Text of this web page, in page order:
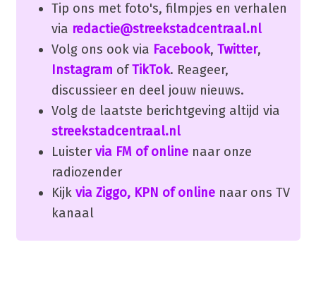
Tip ons met foto's, filmpjes en verhalen
via redactie@streekstadcentraal.nl
Volg ons ook via Facebook, Twitter,
Instagram ofTikTok. Reageer,
discussieer en deel jouw nieuws.
Volg de laatste berichtgeving altijd via
streekstadcentraal.nl
Luister via FM of onlinenaar onze
radiozender
Kijk via Ziggo, KPN of onlinenaar ons TV
kanaal